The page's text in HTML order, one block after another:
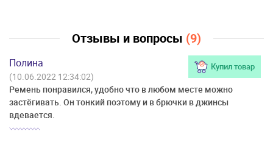
Отзывы и вопросы (9)
Полина Купил товар
(10.06.2022 12:34:02)
Ремень понравился, удобно что в любом месте можно
застёгивать. Он тонкий поэтому и в брючки в джинсы
вдевается.